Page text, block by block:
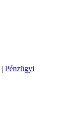
| Pénzügyi